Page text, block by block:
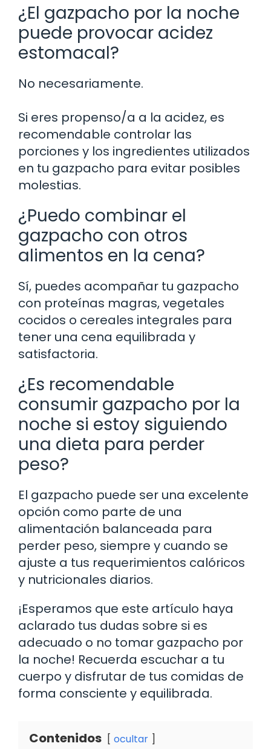
¿El gazpacho por la noche
puede provocar acidez
estomacal?
No necesariamente.
Si eres propenso/a a la acidez, es
recomendable controlar las
porciones y los ingredientes utilizados
en tu gazpacho para evitar posibles
molestias.
¿Puedo combinar el
gazpacho con otros
alimentos en la cena?
Sí, puedes acompañar tu gazpacho
con proteínas magras, vegetales
cocidos o cereales integrales para
tener una cena equilibrada y
satisfactoria.
¿Es recomendable
consumir gazpacho por la
noche si estoy siguiendo
una dieta para perder
peso?
El gazpacho puede ser una excelente
opción como parte de una
alimentación balanceada para
perder peso, siempre y cuando se
ajuste a tus requerimientos calóricos
y nutricionales diarios.
¡Esperamos que este artículo haya
aclarado tus dudas sobre si es
adecuado o no tomar gazpacho por
la noche! Recuerda escuchar a tu
cuerpo y disfrutar de tus comidas de
forma consciente y equilibrada.
Contenidos ocultar